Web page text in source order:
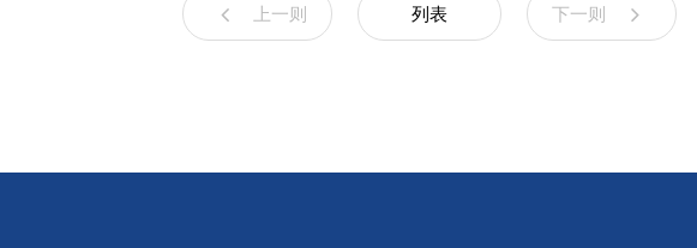
上一则 列表 下一则